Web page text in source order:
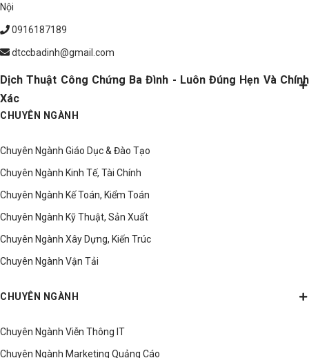
Nội
0916187189
dtccbadinh@gmail.com
Dịch Thuật Công Chứng Ba Đình - Luôn Đúng Hẹn Và Chính
Xác
CHUYÊN NGÀNH
Chuyên Ngành Giáo Dục & Đào Tạo
Chuyên Ngành Kinh Tế, Tài Chính
Chuyên Ngành Kế Toán, Kiểm Toán
Chuyên Ngành Kỹ Thuật, Sản Xuất
Chuyên Ngành Xây Dựng, Kiến Trúc
Chuyên Ngành Vận Tải
CHUYÊN NGÀNH
Chuyên Ngành Viễn Thông IT
Chuyên Ngành Marketing Quảng Cáo